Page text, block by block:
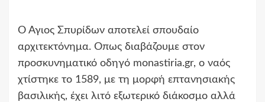
Ο Αγιος Σπυρίδων αποτελεί σπουδαίο
αρχιτεκτόνημα. Οπως διαβάζουμε στον
προσκυνηματικό οδηγό monastiria.gr, ο ναός
χτίστηκε το 1589, με τη μορφή επτανησιακής
βασιλικής, έχει λιτό εξωτερικό διάκοσμο αλλά